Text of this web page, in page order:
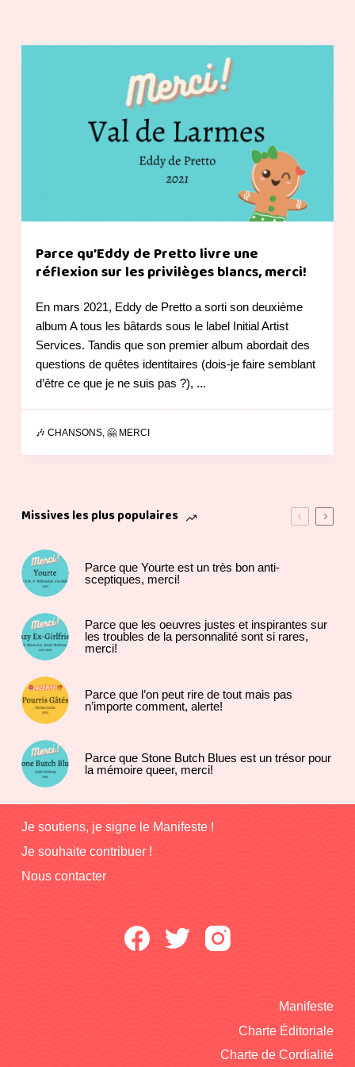
Parce qu’Eddy de Pretto livre une
réflexion sur les privilèges blancs, merci!
En mars 2021, Eddy de Pretto a sorti son deuxième
album A tous les bâtards sous le label Initial Artist
Services. Tandis que son premier album abordait des
questions de quêtes identitaires (dois-je faire semblant
d’être ce que je ne suis pas ?), ...
🎶 CHANSONS, 🤗 MERCI
Missives les plus populaires
Parce que Yourte est un très bon anti-
sceptiques, merci!
Parce que les oeuvres justes et inspirantes sur
les troubles de la personnalité sont si rares,
merci!
Parce que l’on peut rire de tout mais pas
n’importe comment, alerte!
Parce que Stone Butch Blues est un trésor pour
la mémoire queer, merci!
Je soutiens, je signe le Manifeste !
Je souhaite contribuer !
Nous contacter
Manifeste
Charte Éditoriale
Charte de Cordialité